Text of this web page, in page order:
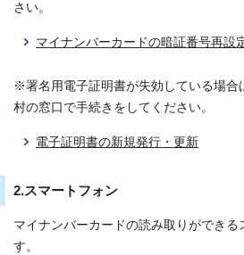
さい。
マイナンバーカードの暗証番号再設
※署名用電子証明書が失効している場合
村の窓口で手続きをしてください。
電子証明書の新規発行・更新
2.スマートフォン
マイナンバーカードの読み取りができ
す。